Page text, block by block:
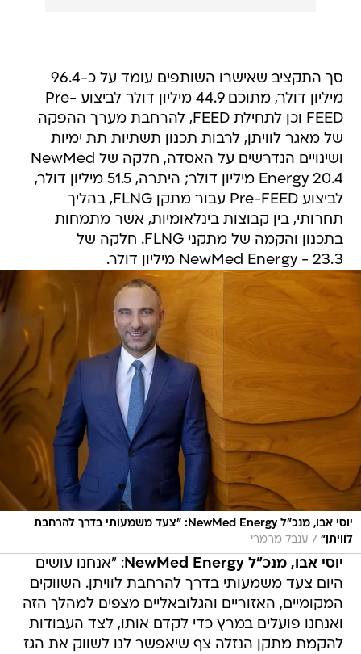
סך התקציב שאישרו השותפים עומד על כ-96.4
מיליון דולר, מתוכם 44.9 מיליון דולר לביצוע Pre-
FEED וכן לתחילת FEED, להרחבת מערך ההפקה
של מאגר לוויתן, לרבות תכנון תשתיות תת ימיות
ושינויים הנדרשים על האסדה, חלקה של NewMed
Energy 20.4 מיליון דולר; היתרה, 51.5 מיליון דולר,
לביצוע Pre-FEED עבור מתקן FLNG, בהליך
תחרותי, בין קבוצות בינלאומיות, אשר מתמחות
בתכנון והקמה של מתקני FLNG. חלקה של
NewMed Energy - 23.3 מיליון דולר.
יוסי אבו, מנכ"ל NewMed Energy: "צעד משמעותי בדרך להרחבת
לוויתן" / ענבל מרמרי
יוסי אבו, מנכ"ל NewMed Energy
: "אנחנו עושים
היום צעד משמעותי בדרך להרחבת לוויתן. השווקים
המקומיים, האזוריים והגלובאליים מצפים למהלך הזה
ואנחנו פועלים במרץ כדי לקדם אותו, לצד העבודות
להקמת מתקן הנזלה צף שיאפשר לנו לשווק את הגז